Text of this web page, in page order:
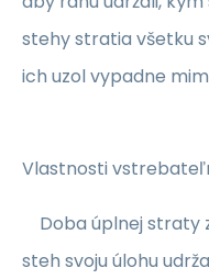
stehy stratia všetku
ich uzol vypadne
Vlastnosti
Doba úplnej straty
steh svoju úlohu